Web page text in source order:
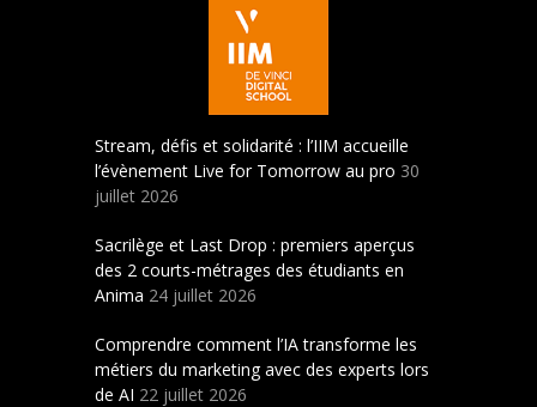
Stream, défis et solidarité : l’IIM accueille
l’évènement Live for Tomorrow au pro 30
juillet 2026
Sacrilège et Last Drop : premiers aperçus
des 2 courts-métrages des étudiants en
Anima 24 juillet 2026
Comprendre comment l’IA transforme les
métiers du marketing avec des experts lors
de AI 22 juillet 2026